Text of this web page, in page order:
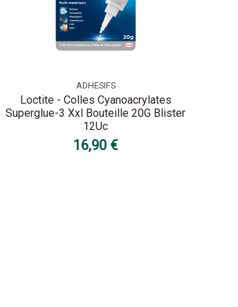
ADHESIFS
Loctite - Colles Cyanoacrylates
Superglue-3 Xxl Bouteille 20G Blister
12Uc
16,90 €